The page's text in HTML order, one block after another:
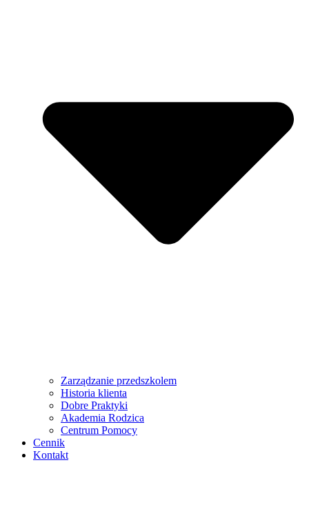
Zarządzanie przedszkolem
Historia klienta
Dobre Praktyki
Akademia Rodzica
Centrum Pomocy
Cennik
Kontakt